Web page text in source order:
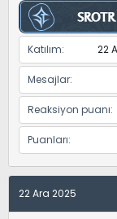
Katılım 22
Mesajlar
Reaksiyon puanı
Puanları
22 Ara 2025